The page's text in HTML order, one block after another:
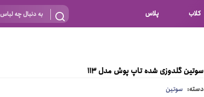
کلاب پلاس
سوتین گلدوزی شده تاپ پوش مدل 113
دسته: سوتین